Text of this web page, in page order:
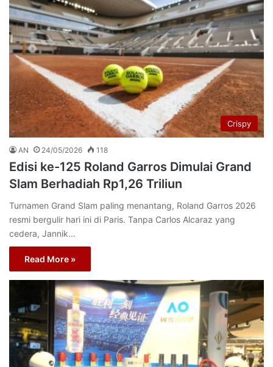
Crispy
AN 24/05/2026 118
Edisi ke-125 Roland Garros Dimulai Grand
Slam Berhadiah Rp1,26 Triliun
Turnamen Grand Slam paling menantang, Roland Garros 2026
resmi bergulir hari ini di Paris. Tanpa Carlos Alcaraz yang
cedera, Jannik…
Read More »